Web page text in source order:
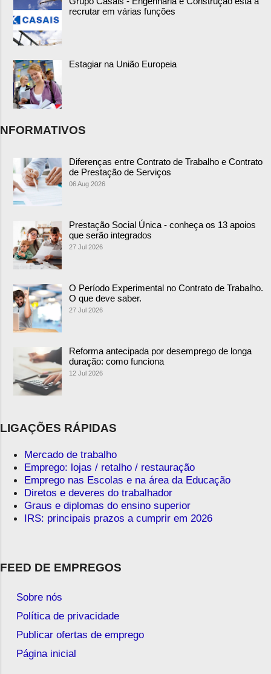
recrutar em várias funções
Estagiar na União Europeia
NFORMATIVOS
Diferenças entre Contrato de Trabalho e Contrato
de Prestação de Serviços
06 Aug 2026
Prestação Social Única - conheça os 13 apoios
que serão integrados
27 Jul 2026
O Período Experimental no Contrato de Trabalho.
O que deve saber.
27 Jul 2026
Reforma antecipada por desemprego de longa
duração: como funciona
12 Jul 2026
LIGAÇÕES RÁPIDAS
Mercado de trabalho
Emprego: lojas / retalho / restauração
Emprego nas Escolas e na área da Educação
Diretos e deveres do trabalhador
Graus e diplomas do ensino superior
IRS: principais prazos a cumprir em 2026
FEED DE EMPREGOS
Sobre nós
Política de privacidade
Publicar ofertas de emprego
Página inicial